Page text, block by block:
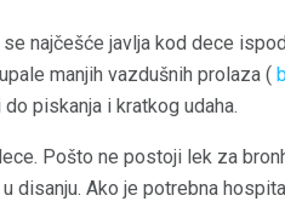
najčešće javlja kod dece
manjih vazdušnih prolaza (
piskanja i kratkog udaha.
Pošto ne postoji lek za
disanju. Ako je potrebna